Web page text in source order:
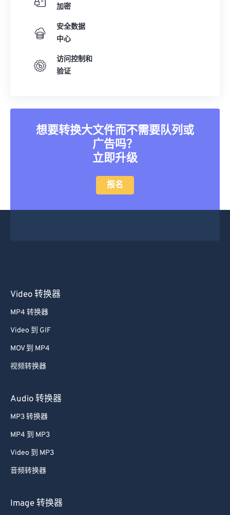
加密
安全数据
中心
访问控制和
验证
想要转换大文件而不需要队列或
广告吗？
立即升级
报名
Video 转换器
MP4 转换器
Video 到 GIF
MOV 到 MP4
视频转换器
Audio 转换器
MP3 转换器
MP4 到 MP3
Video 到 MP3
音频转换器
Image 转换器